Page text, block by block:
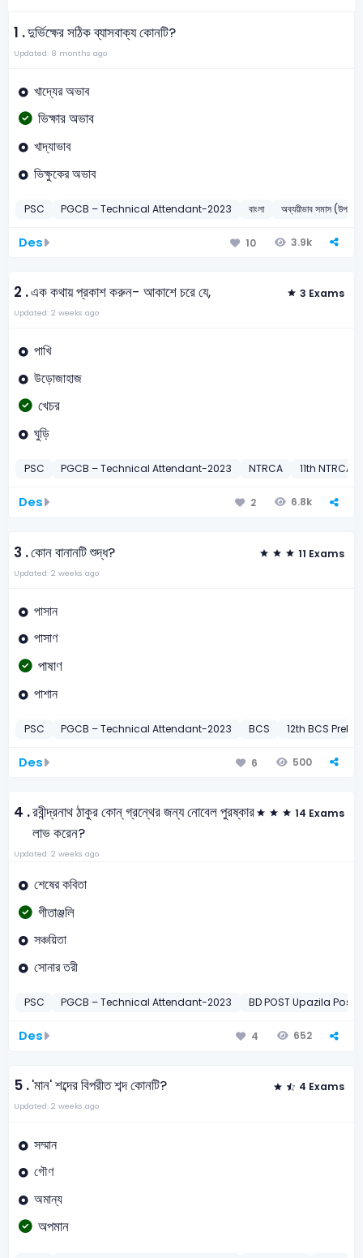
1 .দুর্ভিক্ষের সঠিক ব্যাসবাক্য কোনটি?
Updated: 8 months ago
খাদ্যের অভাব
ভিক্ষার অভাব
খাদ্যাভাব
ভিক্ষুকের অভাব
PSC PGCB – Technical Attendant-2023 বাংলা অব্যয়ীভাব সমাস
Des 10 3.9k
2 .এক কথায় প্রকাশ করুন- আকাশে চরে যে, 3 Exams
Updated: 2 weeks ago
পাখি
উড়োজাহাজ
খেচর
ঘুড়ি
PSC PGCB – Technical Attendant-2023 NTRCA 11th NTRCA
Des 2 6.8k
3 .কোন বানানটি শুদ্ধ? 11 Exams
Updated: 2 weeks ago
পাসান
পাসাণ
পাষাণ
পাশান
PSC PGCB – Technical Attendant-2023 BCS 12th BCS Preli-
Des 6 500
4 .রবীন্দ্রনাথ ঠাকুর কোন্ গ্রন্থের জন্য নোবেল পুরষ্কার
লাভ করেন?
14 Exams
Updated: 2 weeks ago
শেষের কবিতা
গীতাঞ্জলি
সঞ্চয়িতা
সোনার তরী
PSC PGCB – Technical Attendant-2023 BD POST Upazila
Des 4 652
5 .'মান' শব্দের বিপরীত শব্দ কোনটি? 4 Exams
Updated: 2 weeks ago
সম্মান
গৌণ
অমান্য
অপমান